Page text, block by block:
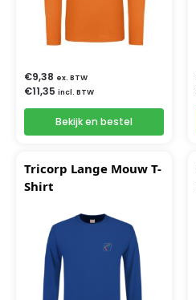
€9,38 ex. BTW
€11,35 incl. BTW
Bekijk en bestel
Tricorp Lange Mouw T-
Shirt